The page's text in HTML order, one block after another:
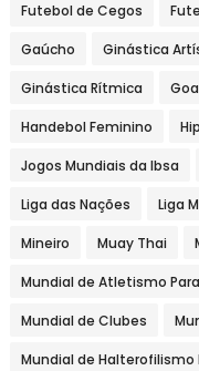
Futebol de Cegos
Gaúcho Ginástica
Ginástica Rítmica
Handebol Feminino
Jogos Mundiais da Ibsa
Liga das Nações Liga
Mineiro Muay Thai
Mundial de Atletismo
Mundial de Clubes
Mundial de Halterofilismo